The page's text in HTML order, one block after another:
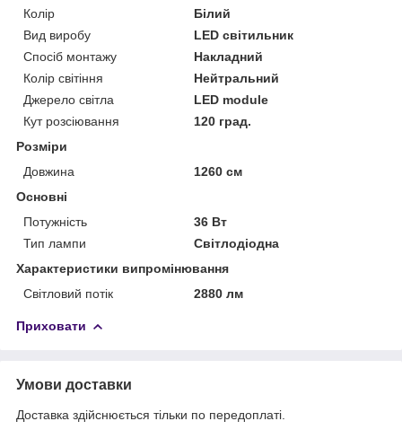
Колір
Білий
Вид виробу
LED світильник
Спосіб монтажу
Накладний
Колір світіння
Нейтральний
Джерело світла
LED module
Кут розсіювання
120 град.
Розміри
Довжина
1260 см
Основні
Потужність
36 Вт
Тип лампи
Світлодіодна
Характеристики випромінювання
Світловий потік
2880 лм
Приховати
Умови доставки
Доставка здійснюється тільки по передоплаті.